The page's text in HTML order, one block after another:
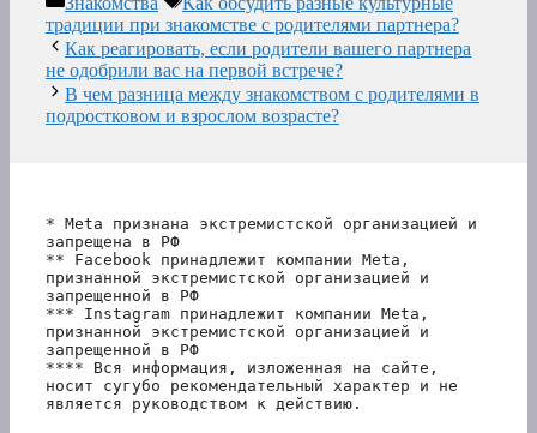
традиции при знакомстве с родителями партнера?
Как реагировать, если родители вашего партнера
не одобрили вас на первой встрече?
В чем разница между знакомством с родителями в
подростковом и взрослом возрасте?
* Meta признана экстремистской организацией и
запрещена в РФ
** Facebook принадлежит компании Meta,
признанной экстремистской организацией и
запрещенной в РФ
*** Instagram принадлежит компании Meta,
признанной экстремистской организацией и
запрещенной в РФ
**** Вся информация, изложенная на сайте,
носит сугубо рекомендательный характер и не
является руководством к действию.